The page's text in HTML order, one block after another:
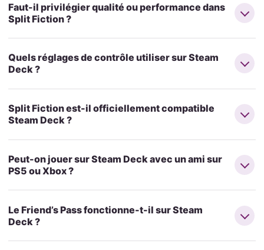
Faut-il privilégier qualité ou performance dans
Split Fiction ?
Quels réglages de contrôle utiliser sur Steam
Deck ?
Split Fiction est-il officiellement compatible
Steam Deck ?
Peut-on jouer sur Steam Deck avec un ami sur
PS5 ou Xbox ?
Le Friend’s Pass fonctionne-t-il sur Steam
Deck ?